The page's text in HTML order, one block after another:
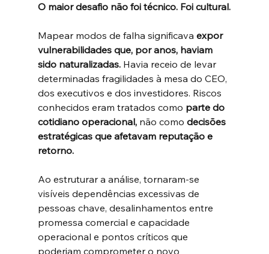
O maior desafio não foi técnico. Foi cultural.
Mapear modos de falha significava expor
vulnerabilidades que, por anos, haviam
sido naturalizadas. Havia receio de levar
determinadas fragilidades à mesa do CEO,
dos executivos e dos investidores. Riscos
conhecidos eram tratados como parte do
cotidiano operacional, não como decisões
estratégicas que afetavam reputação e
retorno.
Ao estruturar a análise, tornaram-se
visíveis dependências excessivas de
pessoas chave, desalinhamentos entre
promessa comercial e capacidade
operacional e pontos críticos que
poderiam comprometer o novo